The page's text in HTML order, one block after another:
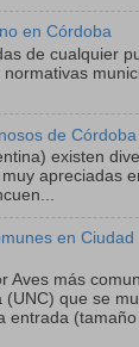
en Córdoba
de cualquier
de Córdoba
existen
apreciadas
en Ciudad
Aves más
(UNC) que se
entrada (tamaño